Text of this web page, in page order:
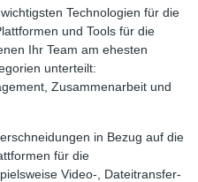
Technologien für die
und Tools für die
Ihr Team am ehesten
unterteilt:
Zusammenarbeit und
in Bezug auf die
für die
Video-, Dateitransfer-